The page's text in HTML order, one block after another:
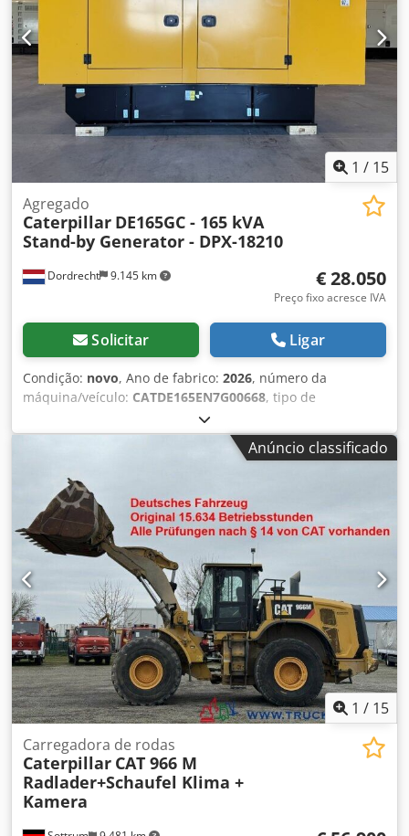
1 / 15
Dordrecht 9.145 km
Agregado
Caterpillar DE165GC - 165 kVA
Stand-by Generator - DPX-18210
€ 28.050
Preço fixo acresce IVA
Solicitar Ligar
Condição: novo, Ano de fabrico: 2026, número da
máquina/veículo: CATDE165EN7G00668, tipo de
, fabricante de motores:
C7.1, Uso pretendido: construção civil Peso vazio: 1.926 kg
Potência do gerador: 165 kVA Dcsdpfjwrwk Dsx Anwjk
Dimensões do compartimento de carga: 334 x 117 x 175 cm
Certificação CE: sim Volume do tanque de água: 325 l Entre
em contato com a equipe DPX para mais informações. =
Mais opções e acessórios = - Bateria - Painel de controle -
Teto de aço - Tanque
Anúncio classificado
1 / 15
Carregadora de rodas
Caterpillar CAT 966 M
Radlader+Schaufel Klima +
Kamera